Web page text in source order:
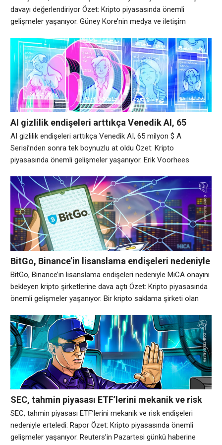
davayı değerlendiriyor Özet: Kripto piyasasında önemli
gelişmeler yaşanıyor. Güney Kore’nin medya ve iletişim
eylemde bulunup bulunmayacağına karar vermeden önce
Polymarket’tan bilgi alacağını söyledi. Pazartesi günü Yayın,
Medya ve İletişim İnceleme Komitesi, Polymarket’ın kumar
endişeleriyle ilgili düzeltici bir talep hakkında nihai bir
AI gizlilik endişeleri arttıkça Venedik AI, 65
milyon $ A Serisi’nden sonra tek boynuzlu at oldu
AI gizlilik endişeleri arttıkça Venedik AI, 65 milyon $ A
Serisi’nden sonra tek boynuzlu at oldu Özet: Kripto
piyasasında önemli gelişmeler yaşanıyor. Erik Voorhees
Serisi fonda 65 milyon dolar topladıktan sonra tek boynuzlu at
statüsüne ulaştı. Dragonfly liderliğinde ve Coinbase Ventures,
F-Prime, North Island Ventures, Morgan
BitGo, Binance’in lisanslama endişeleri nedeniyle
MiCA onayını bekleyen kripto şirketlerine dava
açtı
BitGo, Binance’in lisanslama endişeleri nedeniyle MiCA onayını
bekleyen kripto şirketlerine dava açtı Özet: Kripto piyasasında
önemli gelişmeler yaşanıyor. Bir kripto saklama şirketi olan
sürdürmek için yarışırken, Avrupa’nın daha sıkı düzenleyici
ortamına doğru ilerliyor. Çarşamba günü Cointelegraph ile
paylaşılan bir bildiride BitGo Europe’un, Avrupa Birliği’nin Kripto
Varlıklar Yönetmeliği
SEC, tahmin piyasası ETF’lerini mekanik ve risk
endişeleri nedeniyle erteledi: Rapor
SEC, tahmin piyasası ETF’lerini mekanik ve risk endişeleri
nedeniyle erteledi: Rapor Özet: Kripto piyasasında önemli
gelişmeler yaşanıyor. Reuters’in Pazartesi günkü haberine